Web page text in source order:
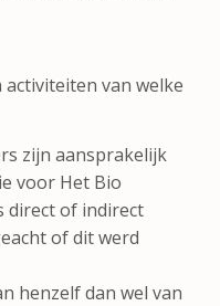
activiteiten van welke
zijn aansprakelijk
voor Het Bio
direct of indirect
of dit werd
henzelf dan wel van